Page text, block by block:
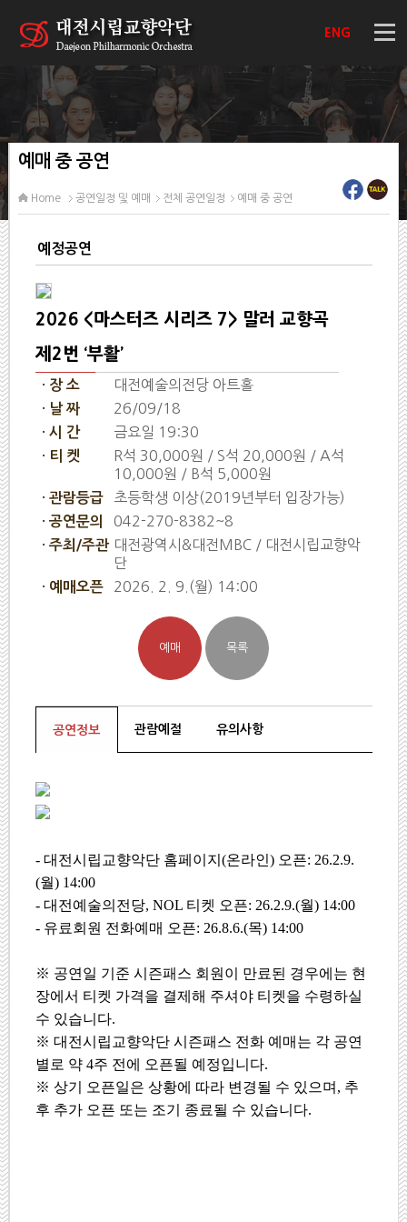
ENG
예매 중 공연
Home 공연일정 및 예매 전체 공연일정 예매 중 공연
예정공연
2026 <마스터즈 시리즈 7> 말러 교향곡
제2번 ‘부활’
· 장 소 대전예술의전당 아트홀
· 날 짜 26/09/18
· 시 간 금요일 19:30
· 티 켓
R석 30,000원 / S석 20,000원 / A석
10,000원 / B석 5,000원
· 관람등급 초등학생 이상(2019년부터 입장가능)
· 공연문의 042-270-8382~8
· 주최/주관 대전광역시&대전MBC / 대전시립교향악
단
· 예매오픈 2026. 2. 9.(월) 14:00
공연정보 관람예절 유의사항
- 대전시립교향악단 홈페이지 (온라인) 오픈: 26.2.9.
(월) 14:00
- 대전예술의전당, NOL 티켓 오픈: 26.2.9.(월) 14:00
- 유료회원 전화예매 오픈: 26.8.6.(목) 14:00
※ 공연일 기준 시즌패스 회원이 만료된 경우에는 현
장에서 티켓 가격을 결제해 주셔야 티켓을 수령하실
수 있습니다.
※ 대전시립교향악단 시즌패스 전화 예매는 각 공연
별로 약 4주 전에 오픈될 예정입니다.
※ 상기 오픈일은 상황에 따라 변경될 수 있으며 , 추
후 추가 오픈 또는 조기 종료될 수 있습니다.